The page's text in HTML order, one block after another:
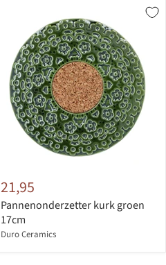
21,95
Pannenonderzetter kurk groen
17cm
Duro Ceramics